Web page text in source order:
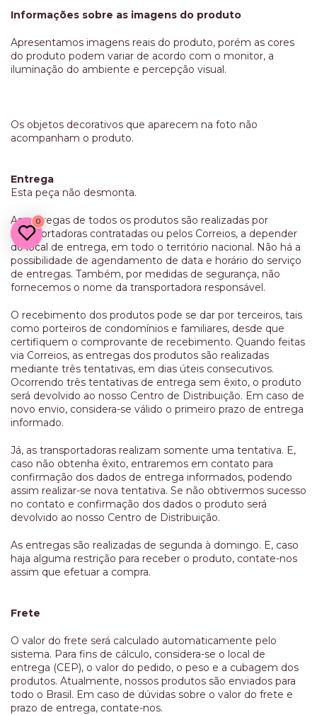
Informações sobre as imagens do produto
Apresentamos imagens reais do produto, porém as cores
do produto podem variar de acordo com o monitor, a
iluminação do ambiente e percepção visual.
Os objetos decorativos que aparecem na foto não
acompanham o produto.
Entrega
Esta peça não desmonta.
As entregas de todos os produtos são realizadas por
transportadoras contratadas ou pelos Correios, a depender
do local de entrega, em todo o território nacional. Não há a
possibilidade de agendamento de data e horário do serviço
de entregas. Também, por medidas de segurança, não
fornecemos o nome da transportadora responsável.
O recebimento dos produtos pode se dar por terceiros, tais
como porteiros de condomínios e familiares, desde que
certifiquem o comprovante de recebimento. Quando feitas
via Correios, as entregas dos produtos são realizadas
mediante três tentativas, em dias úteis consecutivos.
Ocorrendo três tentativas de entrega sem êxito, o produto
será devolvido ao nosso Centro de Distribuição. Em caso de
novo envio, considera-se válido o primeiro prazo de entrega
informado.
Já, as transportadoras realizam somente uma tentativa. E,
caso não obtenha êxito, entraremos em contato para
confirmação dos dados de entrega informados, podendo
assim realizar-se nova tentativa. Se não obtivermos sucesso
no contato e confirmação dos dados o produto será
devolvido ao nosso Centro de Distribuição.
As entregas são realizadas de segunda à domingo. E, caso
haja alguma restrição para receber o produto, contate-nos
assim que efetuar a compra.
Frete
O valor do frete será calculado automaticamente pelo
sistema. Para fins de cálculo, considera-se o local de
entrega (CEP), o valor do pedido, o peso e a cubagem dos
produtos. Atualmente, nossos produtos são enviados para
todo o Brasil. Em caso de dúvidas sobre o valor do frete e
prazo de entrega, contate-nos.
0